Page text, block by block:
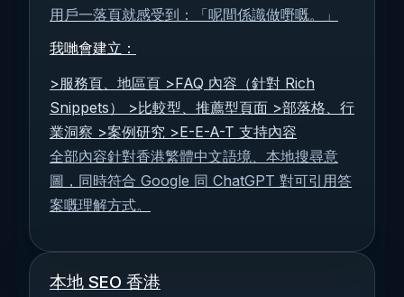
用戶一落頁就感受到：「呢間係識做嘢嘅。」
我哋會建立：
>服務頁、地區頁 >FAQ 內容（針對 Rich
Snippets） >比較型、推薦型頁面 >部落格、行
業洞察 >案例研究 >E-E-A-T 支持內容
全部內容針對香港繁體中文語境、本地搜尋意
圖，同時符合 Google 同 ChatGPT 對可引用答
案嘅理解方式。
本地 SEO 香港